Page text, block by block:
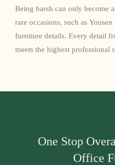
Being harsh can only become
rare occasions, such as
furniture details. Every detail
meets the highest professional
One Stop
Office